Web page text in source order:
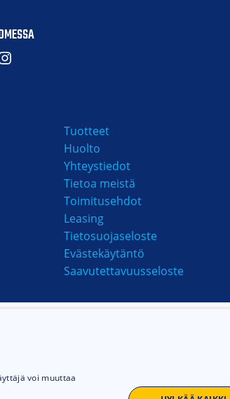
Tuotteet
Huolto
Yhteystiedot
Tietoa meistä
Toimitusehdot
Leasing
Tietosuojaseloste
Evästekäytäntö
Saavutettavuusseloste
voi muuttaa